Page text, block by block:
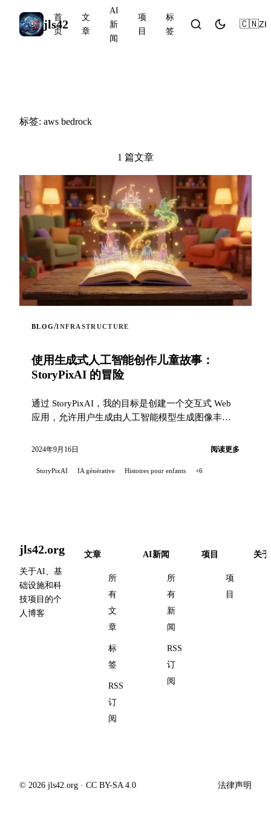
jls42
首
页
文
章
AI
新
闻
项
目
标
签
🇨🇳ZH
标签: aws bedrock
1 篇文章
BLOG/INFRASTRUCTURE
使用生成式人工智能创作儿童故事：
StoryPixAI 的冒险
通过 StoryPixAI，我的目标是创建一个交互式 Web
应用，允许用户生成由人工智能模型生成图像丰富
2024年9月16日 阅读更多
StoryPixAI IA générative Histoires pour enfants +6
jls42.org
关于AI、基
础设施和科
技项目的个
人博客
文章
所
有
文
章
标
签
RSS
订
阅
AI新闻
所
有
新
闻
RSS
订
阅
项目
项
目
关于
© 2026 jls42.org · CC BY-SA 4.0 法律声明